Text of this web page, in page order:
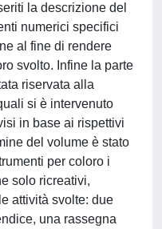
la descrizione del
numerici specifici
al fine di rendere
svolto. Infine la parte
riservata alla
si è intervenuto
in base ai rispettivi
del volume è stato
per coloro i
solo ricreativi,
attività svolte: due
una rassegna